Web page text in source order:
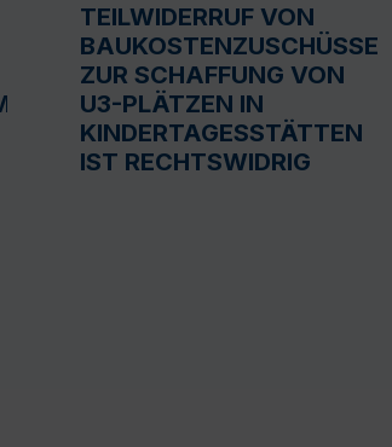
TEILWIDERRUF VON
BAUKOSTENZUSCHÜSSEN
ZUR SCHAFFUNG VON
U3-PLÄTZEN IN
KINDERTAGESSTÄTTEN
IST RECHTSWIDRIG